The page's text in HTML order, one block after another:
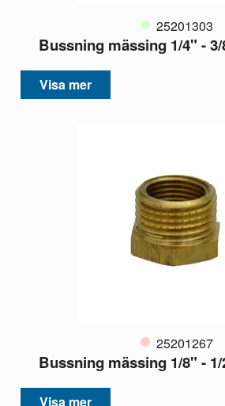
25201303
Bussning mässing 1/4" -
Visa mer
25201267
Bussning mässing 1/8" -
Visa mer